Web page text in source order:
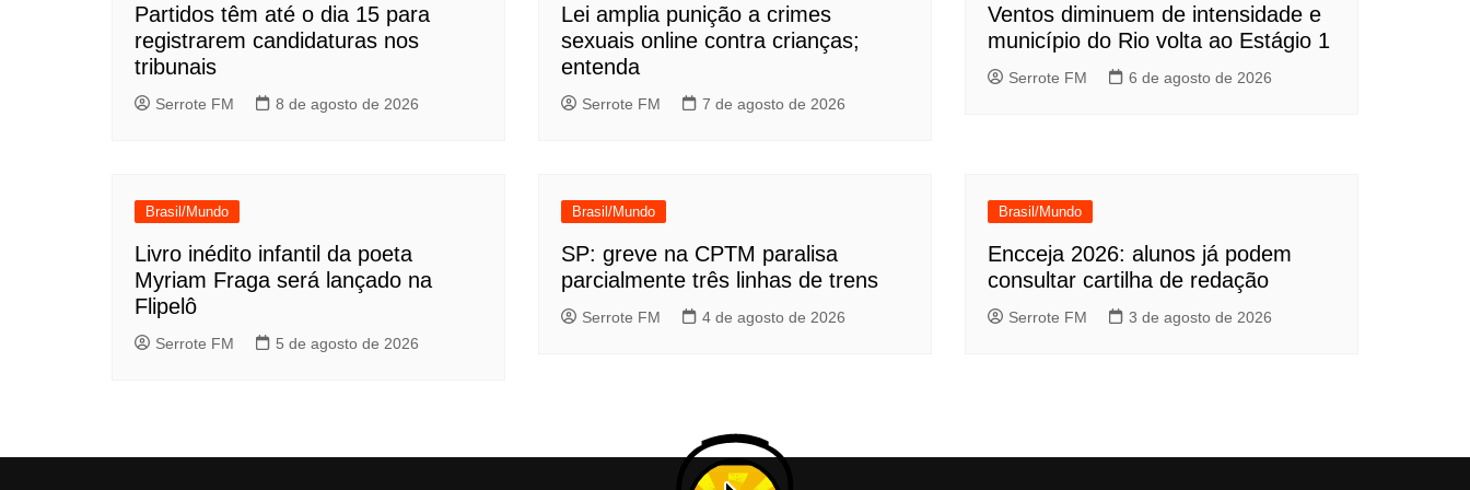
Partidos têm até o dia 15 para
registrarem candidaturas nos
tribunais
Serrote FM 8 de agosto de 2026
Lei amplia punição a crimes
sexuais online contra crianças;
entenda
Serrote FM 7 de agosto de 2026
Ventos diminuem de intensidade e
município do Rio volta ao Estágio 1
Serrote FM 6 de agosto de 2026
Brasil/Mundo
Livro inédito infantil da poeta
Myriam Fraga será lançado na
Flipelô
Serrote FM 5 de agosto de 2026
Brasil/Mundo
SP: greve na CPTM paralisa
parcialmente três linhas de trens
Serrote FM 4 de agosto de 2026
Brasil/Mundo
Encceja 2026: alunos já podem
consultar cartilha de redação
Serrote FM 3 de agosto de 2026